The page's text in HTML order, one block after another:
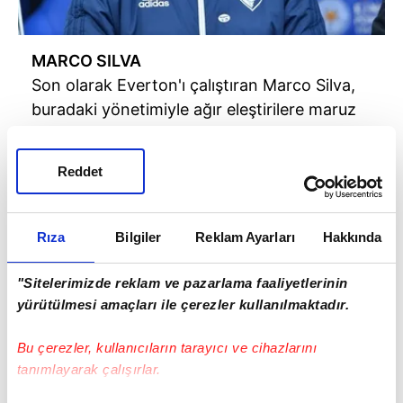
Rıza Bilgiler Reklam Ayarları Hakkında
"Sitelerimizde reklam ve pazarlama faaliyetlerinin
yürütülmesi amaçları ile çerezler kullanılmaktadır.
Bu çerezler, kullanıcıların tarayıcı ve cihazlarını
tanımlayarak çalışırlar.
Reddet
MARCO SILVA
Son olarak Everton'ı çalıştıran Marco Silva,
buradaki yönetimiyle ağır eleştirilere maruz